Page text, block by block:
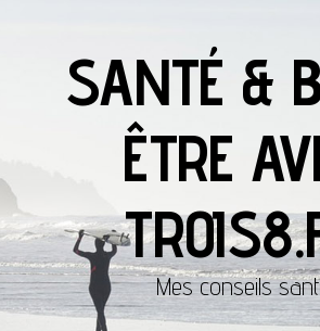
SANTÉ &
ÊTRE
Mes conseils